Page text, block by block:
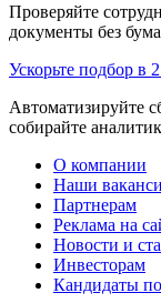
Проверяйте
документы без
Ускорьте подбор в
Автоматизируйте
собирайте
О компании
Наши
Партнерам
Реклама на
Новости и
Инвесторам
Кандидаты